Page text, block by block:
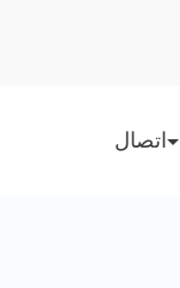
اتصال